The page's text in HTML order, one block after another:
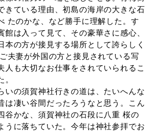
きている理由、初島の海岸の大きな石
たのかな、など勝手に理解した。す
館は入って見て、その豪華さに感心、
本の方が接見する場所として誇らしく
夫妻が外国の方と接見されている写
人も大切なお仕事をされていられるこ
いの須賀神社行きの道は、たいへんな
は凄い谷間だったろうなと思う。こん
谷かな、須賀神社の石段に八重 桜の
うに落ちていた。今年は神社参拝でお